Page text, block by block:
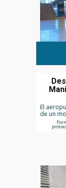
El
de un